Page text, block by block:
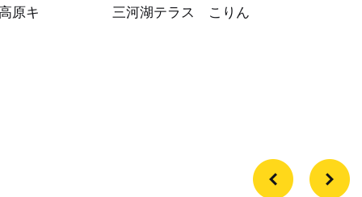
原キ 三河湖テラス こりん